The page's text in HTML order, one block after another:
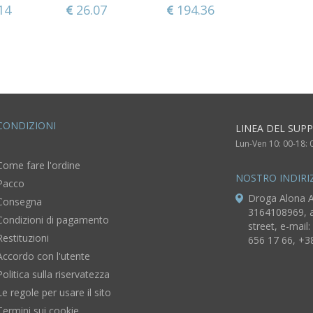
Brocca
ortodossa
decorazioni di
26.07
decorativo Piatto
intagliato da
17.21
di casa articoli
religiosi
194.36
fare l'ordine
di pagamento
con l'utente
sulla riservatezza
regole per usare il sito
LINEA DEL
Lun-Ven 10: 00-18:
NOSTRO
Droga Alona
3164108969,
street, e-mail:
656 17 66,